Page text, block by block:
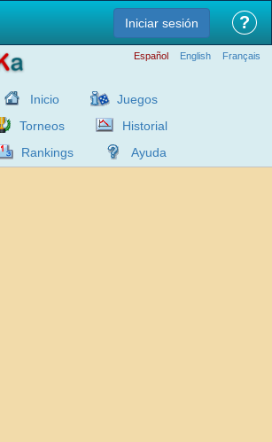
Iniciar sesión ?
Español English Français
Inicio
Juegos
Torneos
Historial
Rankings
Ayuda